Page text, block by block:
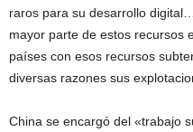
raros para su desarrollo
mayor parte de estos
países con esos recursos
diversas razones sus
China se encargó del «trabajo